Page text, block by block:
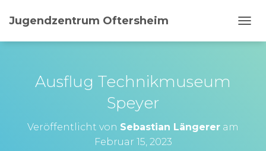
Jugendzentrum Oftersheim
A
Ausflug Technikmuseum
Speyer
Veröffentlicht von Sebastian Längerer am
Februar 15, 2023